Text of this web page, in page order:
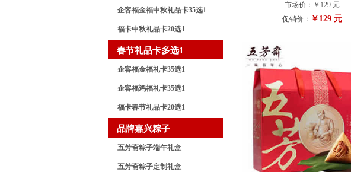
企客福金福中秋礼品卡35选1
福卡中秋礼品卡20选1
春节礼品卡多选1
企客福金福礼卡35选1
企客福鸿福礼卡35选1
福卡春节礼品卡20选1
品牌嘉兴粽子
五芳斋粽子端午礼盒
五芳斋粽子定制礼盒
市场价：￥129 元
促销价： ￥129 元